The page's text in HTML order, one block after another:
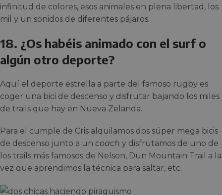
infinitud de colores, esos animales en plena libertad, los
mil y un sonidos de diferentes pájaros.
18. ¿Os habéis animado con el surf o
algún otro deporte?
Aquí el deporte estrella a parte del famoso rugby es
coger una bici de descenso y disfrutar bajando los miles
de trails que hay en Nueva Zelanda.
Para el cumple de Cris alquilamos dos súper mega bicis
de descenso junto a un coach y disfrutamos de uno de
los trails más famosos de Nelson, Dun Mountain Trail a la
vez que aprendimos la técnica para saltar, etc.